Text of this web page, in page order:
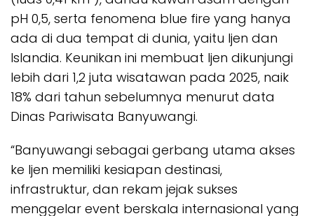
pH 0,5, serta fenomena blue fire yang hanya
ada di dua tempat di dunia, yaitu Ijen dan
Islandia. Keunikan ini membuat Ijen dikunjungi
lebih dari 1,2 juta wisatawan pada 2025, naik
18% dari tahun sebelumnya menurut data
Dinas Pariwisata Banyuwangi.
“Banyuwangi sebagai gerbang utama akses
ke Ijen memiliki kesiapan destinasi,
infrastruktur, dan rekam jejak sukses
menggelar event berskala internasional yang